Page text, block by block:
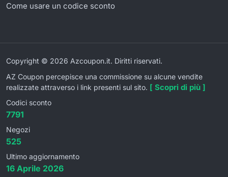
Come usare un codice sconto
Copyright © 2026 Azcoupon.it. Diritti riservati.
AZ Coupon percepisce una commissione su alcune vendite
realizzate attraverso i link presenti sul sito. [ Scopri di più ]
Codici sconto
7791
Negozi
525
Ultimo aggiornamento
16 Aprile 2026